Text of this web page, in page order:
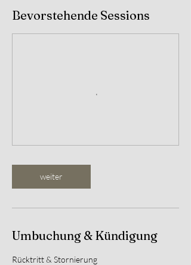
Bevorstehende Sessions
weiter
Umbuchung & Kündigung
Rücktritt & Stornierung